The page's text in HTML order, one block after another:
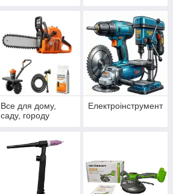
Все для дому,
саду, городу
Електроінструмент